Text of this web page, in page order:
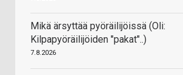
Mikä ärsyttää pyöräilijöissä (Oli:
Kilpapyöräilijöiden "pakat"..)
7.8.2026